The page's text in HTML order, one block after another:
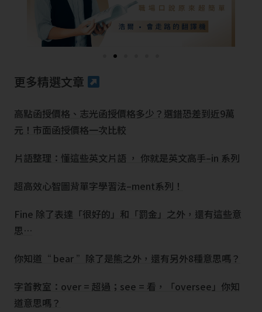
更多精選文章
高點函授價格、志光函授價格多少？選錯恐差到近9萬
元！市面函授價格一次比較
片語整理：懂這些英文片語 ， 你就是英文高手–in 系列
超高效心智圖背單字學習法–ment系列！
Fine 除了表達「很好的」和「罰金」之外，還有這些意
思…
你知道“ bear ”除了是熊之外，還有另外8種意思嗎？
字首教室：over = 超過；see = 看，「oversee」你知
道意思嗎？